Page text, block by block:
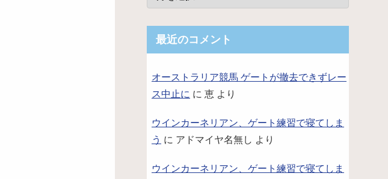
最近のコメント
オーストラリア競馬 ゲートが撤去できずレー
ス中止に に 恵 より
ウインカーネリアン、ゲート練習で寝てしま
う に アドマイヤ名無し より
ウインカーネリアン、ゲート練習で寝てしま